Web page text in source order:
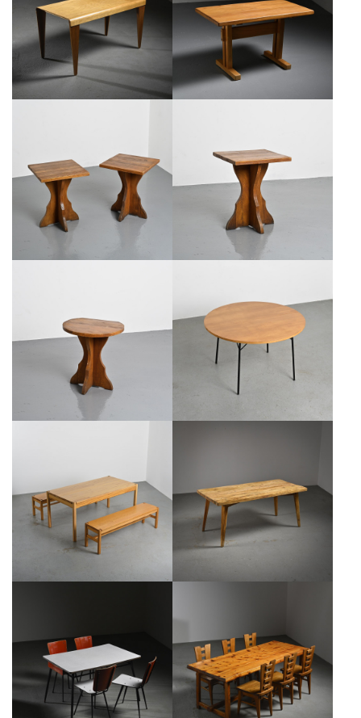
EDITION ISOKON VERS 1936
PRIX SUR DEMANDE €
ARCS, FRANCE.
€1,100
PAIRE DE TABLES D'APPOINT EN
PIN MASSIF, ALPES FRANÇAISES,
VERS 1970
TABLE EN PIN MASSIF,
PIÈTEMENT EN CROIX SCULPTÉ,
ALPES FRANÇAISES, VERS 1970
€450
TABLE MURALE EN BOIS MASSIF,
ALPES FRANÇAISES, VERS 1970
€450
TABLE MODÈLE 302 EN FRÊNE
PAR ALAIN RICHARD, 1954,
MEUBLES T.V.
€700
ENSEMBLE TABLE ET DEUX
BANCS EN PIN MASSIF, FRANCE
CIRCA 1980
€900
TABLE DE SALLE À MANGER PAR
CHRISTIAN DURUPT, VERS 1970
€1,600
ENSEMBLE TABLE ET CHAISES DE
CUISINE ANDRÉ SORNAY, LYON
1955
€2,500
TABLE EN PIN MASSIF PAR
CHRISTIAN DURUPT, ANNÉES
1970
€1,500